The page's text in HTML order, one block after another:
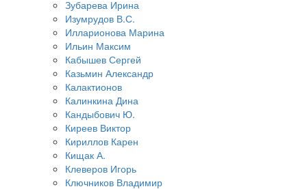
Зубарева Ирина
Изумрудов В.С.
Илларионова Марина
Ильин Максим
Кабышев Сергей
Казьмин Александр
Калактионов
Калинкина Дина
Кандыбович Ю.
Киреев Виктор
Кириллов Карен
Кищак А.
Клеверов Игорь
Ключников Владимир